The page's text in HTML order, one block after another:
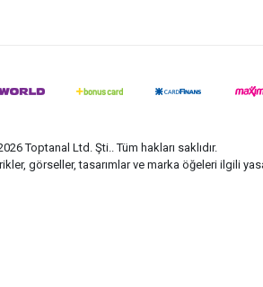
Toptanal Ltd. Şti.. Tüm hakları saklıdır.
görseller, tasarımlar ve marka öğeleri ilgili